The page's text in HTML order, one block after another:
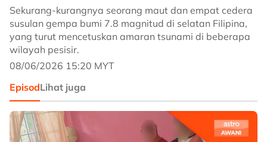
Sekurang-kurangnya seorang maut dan empat cedera
susulan gempa bumi 7.8 magnitud di selatan Filipina,
yang turut mencetuskan amaran tsunami di beberapa
wilayah pesisir.
08/06/2026 15:20 MYT
EpisodLihat juga